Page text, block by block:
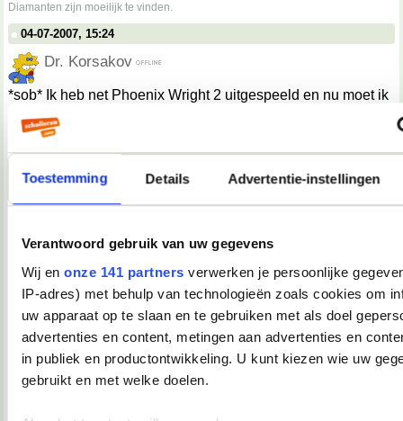
Toestemming Details Advertentie-instellingen
Verantwoord gebruik van uw gegevens
Wij en onze 141 partners verwerken je persoonlijke
IP-adres) met behulp van technologieën zoals cookies om
uw apparaat op te slaan en te gebruiken met als doel
advertenties en content, metingen aan advertenties en
in publiek en productontwikkeling. U kunt kiezen wie uw
gebruikt en met welke doelen.
Diamanten zijn moeilijk te vinden.
04-07-2007, 15:24
Dr. Korsakov
*sob* Ik heb net Phoenix Wright 2 uitgespeeld en nu moet ik
__________________
"Give her a banana. Monkey see, monkey barf." - Gregory House
baal ervan dat ik ook meedoe aan dingen die niet goed zijn
04-07-2007, 17:49
TopDrop
Wow. Flexe muis.
__________________